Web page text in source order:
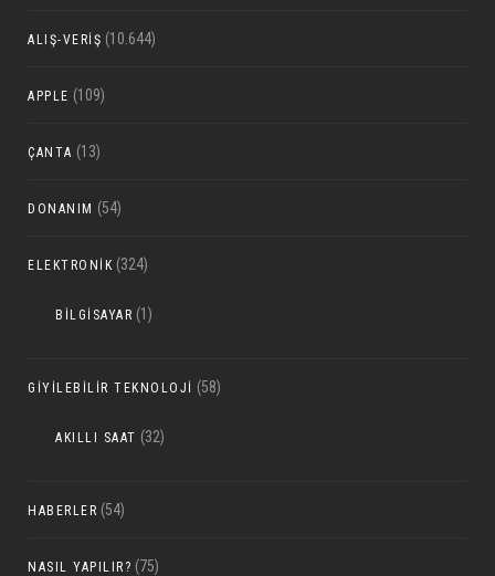
ALIŞ-VERIŞ (10.644)
APPLE (109)
ÇANTA (13)
DONANIM (54)
ELEKTRONIK (324)
BILGISAYAR (1)
GIYILEBILIR TEKNOLOJI (58)
AKILLI SAAT (32)
HABERLER (54)
NASIL YAPILIR? (75)